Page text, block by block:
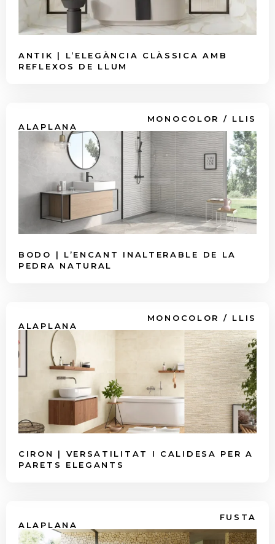
ANTIK | L’ELEGÀNCIA CLÀSSICA AMB
REFLEXOS DE LLUM
MONOCOLOR / LLIS
ALAPLANA
BODO | L’ENCANT INALTERABLE DE LA
PEDRA NATURAL
MONOCOLOR / LLIS
ALAPLANA
CIRON | VERSATILITAT I CALIDESA PER A
PARETS ELEGANTS
FUSTA
ALAPLANA